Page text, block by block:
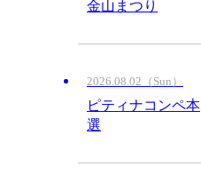
金山まつり
2026.08.02（Sun）
ピティナコンペ本
選